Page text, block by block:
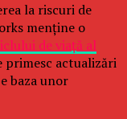
la riscuri de
menține o
de viață al
primesc actualizări
baza unor